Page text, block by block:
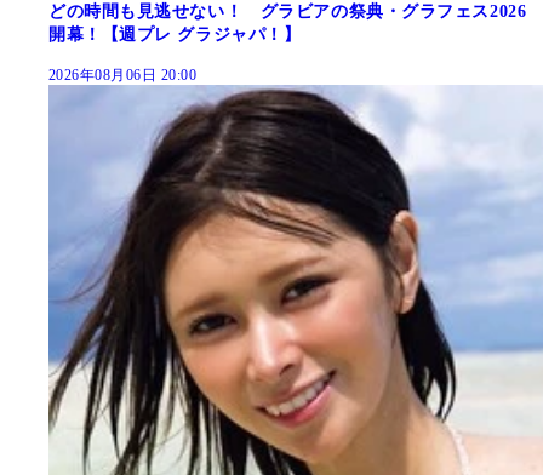
どの時間も見逃せない！ グラビアの祭典・グラフェス2026
開幕！【週プレ グラジャパ！】
2026年08月06日 20:00